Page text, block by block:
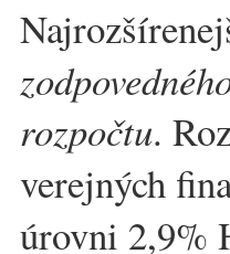
rozpočtu.
verejných
úrovni 2,9%